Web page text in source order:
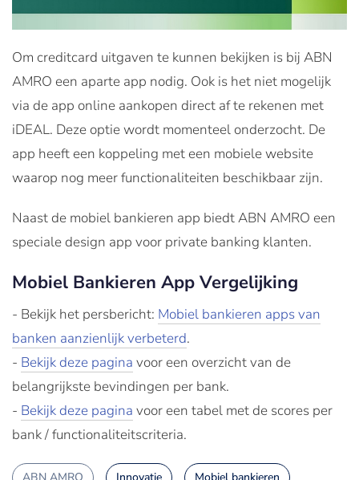
Om creditcard uitgaven te kunnen bekijken is bij ABN
AMRO een aparte app nodig. Ook is het niet mogelijk
via de app online aankopen direct af te rekenen met
iDEAL. Deze optie wordt momenteel onderzocht. De
app heeft een koppeling met een mobiele website
waarop nog meer functionaliteiten beschikbaar zijn.
Naast de mobiel bankieren app biedt ABN AMRO een
speciale design app voor private banking klanten.
Mobiel Bankieren App Vergelijking
- Bekijk het persbericht: Mobiel bankieren apps van
banken aanzienlijk verbeterd.
- Bekijk deze pagina voor een overzicht van de
belangrijkste bevindingen per bank.
- Bekijk deze pagina voor een tabel met de scores per
bank / functionaliteitscriteria.
ABN AMRO Innovatie Mobiel bankieren